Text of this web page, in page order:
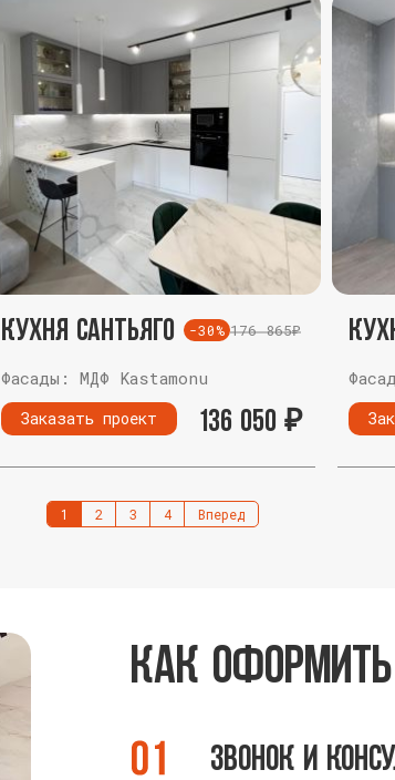
Кухня Сантьяго -30% 176 865₽
Фасады: МДФ Kastamonu
Заказать проект 136 050₽
1 2 3 4 Вперед
Как
Звонок и